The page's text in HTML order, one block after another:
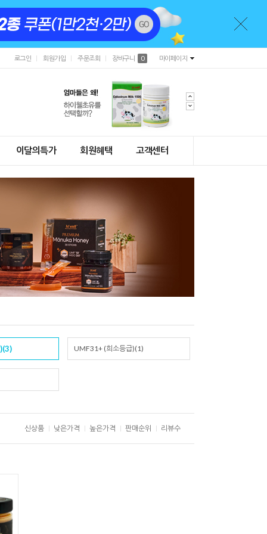
로그인 회원가입 주문조회 장바구니 0 마이페이지
이달의특가 회원혜택 고객센터
UMF31+ (희소등급)(1)
신상품 낮은가격 높은가격 판매순위 리뷰수